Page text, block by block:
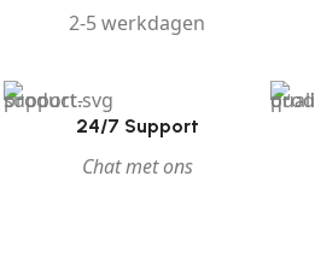
2-5 werkdagen
24/7 Support
Chat met ons